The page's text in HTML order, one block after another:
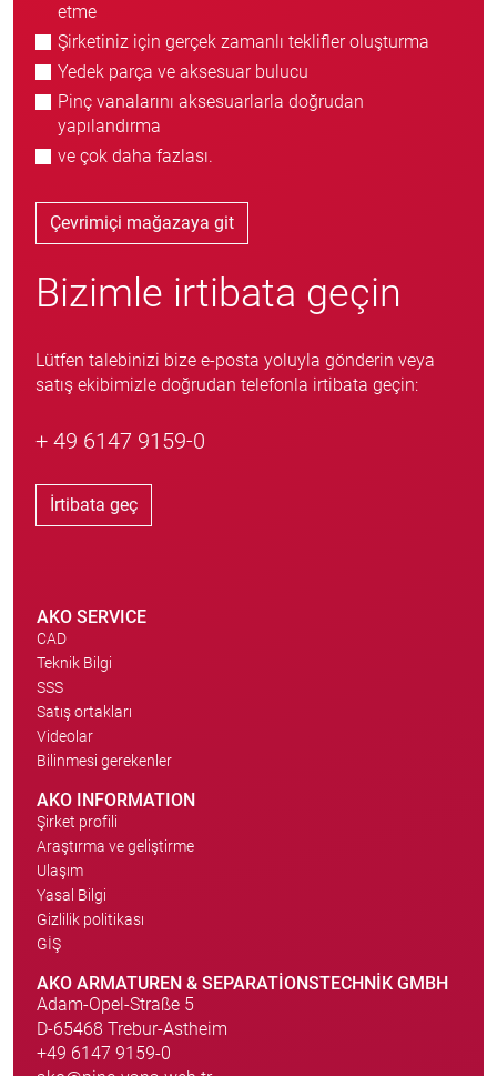
etme
Şirketiniz için gerçek zamanlı teklifler oluşturma
Yedek parça ve aksesuar bulucu
Pinç vanalarını aksesuarlarla doğrudan
yapılandırma
ve çok daha fazlası.
Çevrimiçi mağazaya git
Bizimle irtibata geçin
Lütfen talebinizi bize e-posta yoluyla gönderin veya
satış ekibimizle doğrudan telefonla irtibata geçin:
+ 49 6147 9159-0
İrtibata geç
AKO SERVICE
CAD
Teknik Bilgi
SSS
Satış ortakları
Videolar
Bilinmesi gerekenler
AKO INFORMATION
Şirket profili
Araştırma ve geliştirme
Ulaşım
Yasal Bilgi
Gizlilik politikası
GİŞ
AKO ARMATUREN & SEPARATIONSTECHNIK GMBH
Adam-Opel-Straße 5
D-65468 Trebur-Astheim
+49 6147 9159-0